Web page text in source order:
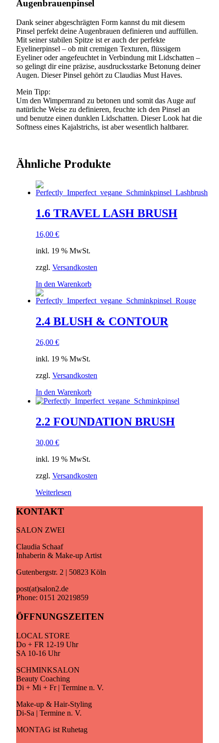
Augenbrauenpinsel
Dank seiner abgeschrägten Form kannst du mit diesem
Pinsel perfekt deine Augenbrauen definieren und auffüllen.
Mit seiner stabilen Spitze ist er auch der perfekte
Eyelinerpinsel – ob mit cremigen Texturen, flüssigem
Eyeliner oder angefeuchtet in Verbindung mit Lidschatten –
so gelingt dir eine präzise, ausdrucksstarke Betonung deiner
Augen. Dieser Pinsel gehört zu Claudias Must Haves.
Mein Tipp:
Um den Wimpernrand zu betonen und somit das Auge auf
natürliche Weise zu definieren, feuchte ich den Pinsel an
und benutze einen dunklen Lidschatten. Dieser Look hat die
Softness eines Kajalstrichs, ist aber wesentlich haltbarer.
Ähnliche Produkte
1.6 TRAVEL LASH BRUSH
16,00 €
inkl. 19 % MwSt.
zzgl. Versandkosten
In den Warenkorb
2.4 BLUSH & CONTOUR
26,00 €
inkl. 19 % MwSt.
zzgl. Versandkosten
In den Warenkorb
2.2 FOUNDATION BRUSH
30,00 €
inkl. 19 % MwSt.
zzgl. Versandkosten
Weiterlesen
KONTAKT
SALON ZWEI
Claudia Schaaf
Inhaberin & Make-up Artist
Gutenbergstr. 2 | 50823 Köln
post(at)salon2.de
Phone: 0151 20219859
ÖFFNUNGSZEITEN
LOCAL STORE
Do + FR 12-19 Uhr
SA 10-16 Uhr
SCHMINKSALON
Beauty Coaching
Di + Mi + Fr | Termine n. V.
Make-up & Hair-Styling
Di-Sa | Termine n. V.
MONTAG ist Ruhetag